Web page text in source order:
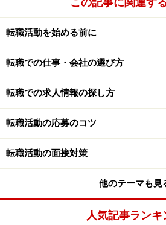
なぜ人は「先ほども言いました通
ている。気をつけないと、普段あ
そのときの心理状態や会話の相手
「先ほども言いました通り」とい
繰り返し言うときについ口に出て
の意図としては「同じことを繰り
って断っておきたい」という心理
中には「繰り返し言っていること
ないという心理が含まれる場合も
転職活動を始める前に
転職での仕事・会社の選び方
転職での求人情報の探し方
転職活動の応募のコツ
転職活動の面接対策
他のテーマも見
人気記事ランキ